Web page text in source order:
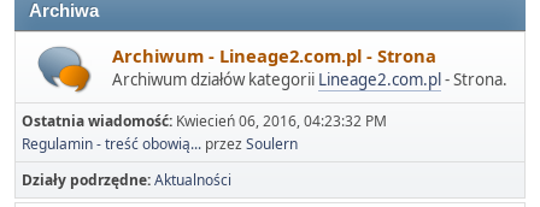
Archiwa
Archiwum - Lineage2.com.pl - Strona
Archiwum działów kategorii Lineage2.com.pl- Strona.
Ostatnia wiadomość: Kwiecień 06, 2016, 04:23:32 PM
Regulamin - treść obowią... przezSoulern
Działy podrzędne Aktualności